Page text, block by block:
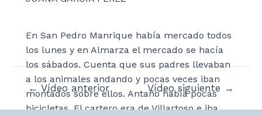
En San Pedro Manrique había mercado todos
los lunes y en Almarza el mercado se hacía
los sábados. Cuenta que sus padres llevaban
a los animales andando y pocas veces iban
montados sobre ellos. Antaño había pocas
bicicletas. El cartero era de Villartoso e iba
Navegación
← Vídeo anterior Vídeo siguiente →